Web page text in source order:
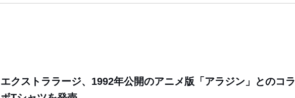
エクストララージ、1992年公開のアニメ版「アラジン」とのコラ